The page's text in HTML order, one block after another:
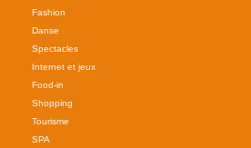
Fashion
Danse
Spectacles
Internet et jeux
Food-in
Shopping
Tourisme
SPA